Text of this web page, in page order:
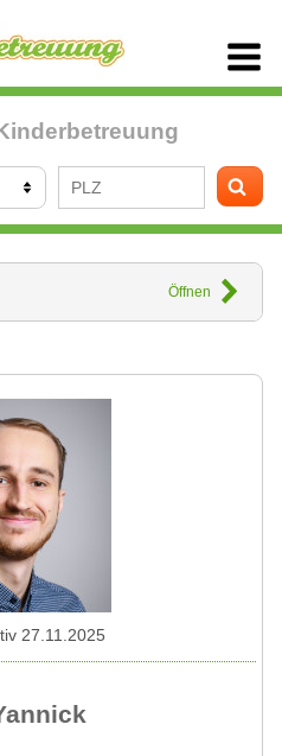
Öffnen
27.11.2025